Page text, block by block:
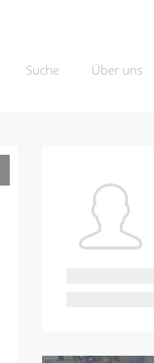
Suche Über uns